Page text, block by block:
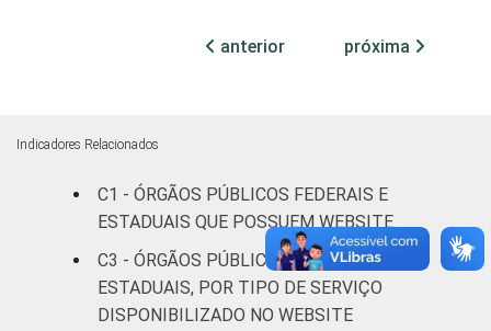
ocupadas
Fonte: CGI.br/NIC.br, Centro Regional de
Estudos para o Desenvolvimento da
Sociedade da Informação (Cetic.br),
Pesquisa sobre o uso das tecnologias de
informação e comunicação no setor público
brasileiro – TIC Governo Eletrônico 2021.
anterior próxima
Indicadores Relacionados
C1 - ÓRGÃOS PÚBLICOS FEDERAIS E
ESTADUAIS QUE POSSUEM WEBSITE
C3 - ÓRGÃOS PÚBLICOS FEDERAIS E
ESTADUAIS, POR TIPO DE SERVIÇO
DISPONIBILIZADO NO WEBSITE